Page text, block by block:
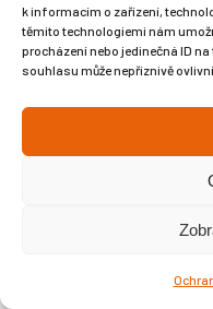
k informacím o zařízení,
těmito technologiemi nám
procházení nebo jedinečná ID
souhlasu může nepříznivě
Copyright © Weiron